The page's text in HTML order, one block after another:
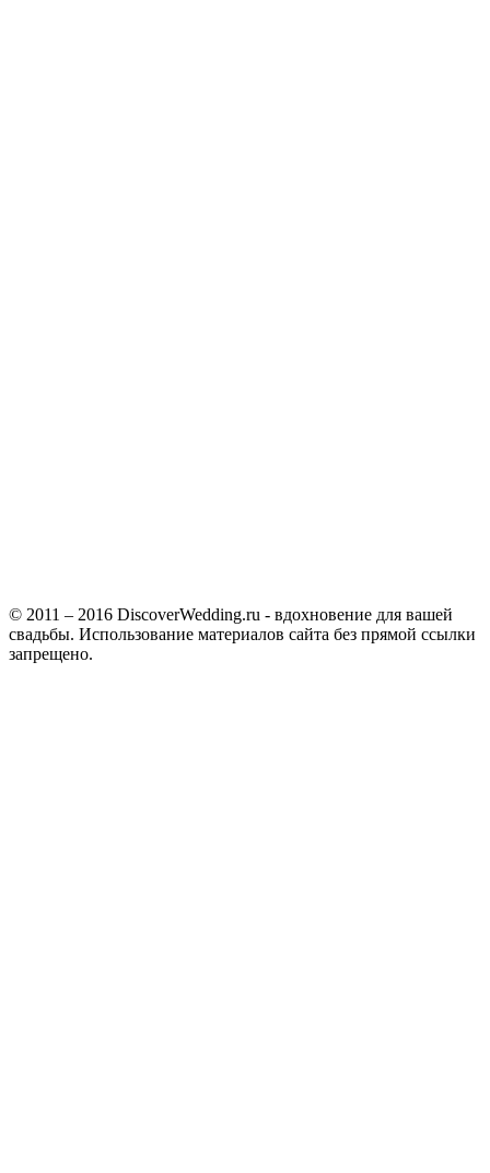
© 2011 – 2016 DiscoverWedding.ru - вдохновение для вашей
свадьбы. Использование материалов сайта без прямой ссылки
запрещено.